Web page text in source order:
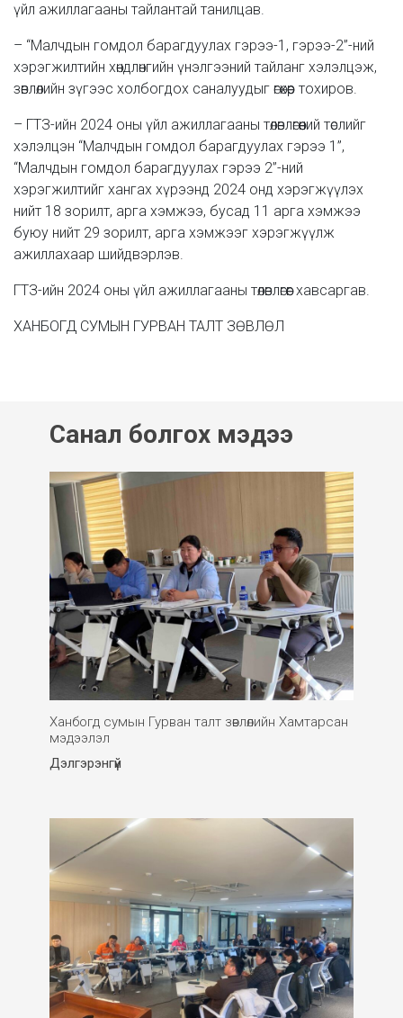
үйл ажиллагааны тайлантай танилцав.
– “Малчдын гомдол барагдуулах гэрээ-1, гэрээ-2”-ний
хэрэгжилтийн хөндлөнгийн үнэлгээний тайланг хэлэлцэж,
зөвлөлийн зүгээс холбогдох саналуудыг өгөхөөр тохиров.
– ГТЗ-ийн 2024 оны үйл ажиллагааны төлөвлөгөөний төслийг
хэлэлцэн “Малчдын гомдол барагдуулах гэрээ 1”,
“Малчдын гомдол барагдуулах гэрээ 2”-ний
хэрэгжилтийг хангах хүрээнд 2024 онд хэрэгжүүлэх
нийт 18 зорилт, арга хэмжээ, бусад 11 арга хэмжээ
буюу нийт 29 зорилт, арга хэмжээг хэрэгжүүлж
ажиллахаар шийдвэрлэв.
ГТЗ-ийн 2024 оны үйл ажиллагааны төлөвлөгөөг хавсаргав.
ХАНБОГД СУМЫН ГУРВАН ТАЛТ ЗӨВЛӨЛ
Санал болгох мэдээ
Ханбогд сумын Гурван талт зөвлөлийн Хамтарсан
мэдээлэл
Дэлгэрэнгүй